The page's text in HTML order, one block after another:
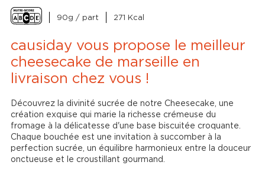
90g / part 271 Kcal
causiday vous propose le meilleur
cheesecake de marseille en
livraison chez vous !
Découvrez la divinité sucrée de notre Cheesecake, une
création exquise qui marie la richesse crémeuse du
fromage à la délicatesse d'une base biscuitée croquante.
Chaque bouchée est une invitation à succomber à la
perfection sucrée, un équilibre harmonieux entre la douceur
onctueuse et le croustillant gourmand.